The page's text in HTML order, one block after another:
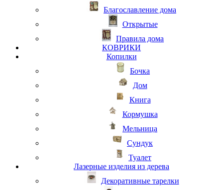
Благославление дома
Открытые
Правила дома
КОВРИКИ
Копилки
Бочка
Дом
Книга
Кормушка
Мельница
Сундук
Туалет
Лазерные изделия из дерева
Декоративные тарелки